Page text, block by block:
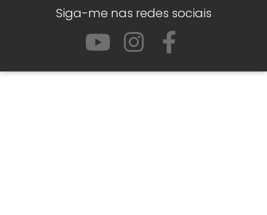
Siga-me nas redes sociais